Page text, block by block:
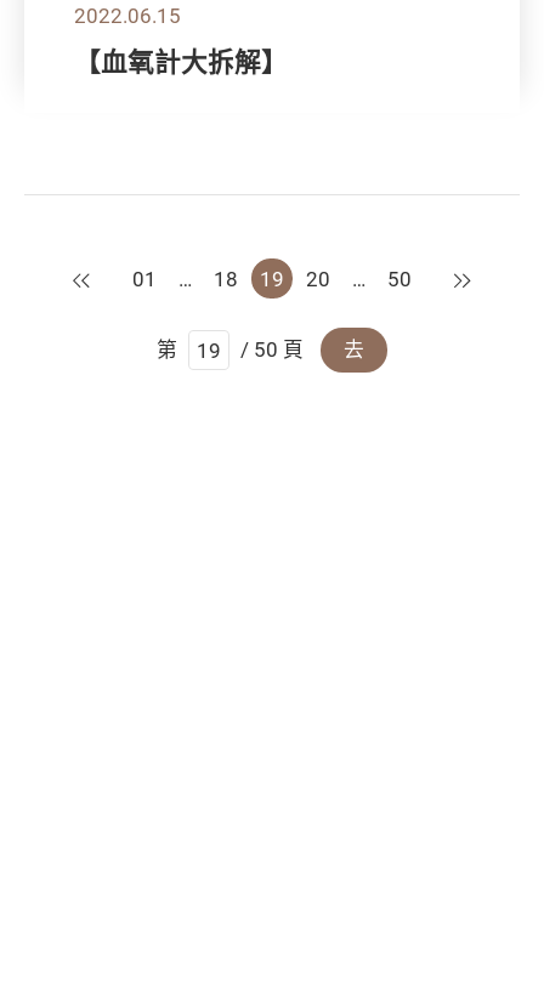
2022.06.15
【血氧計大拆解】
上一頁
01 … 18 19 20 … 50 下一頁
第 / 50 頁 去